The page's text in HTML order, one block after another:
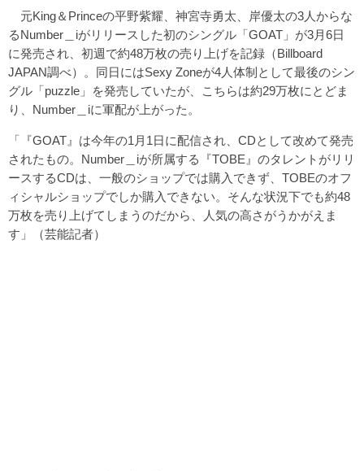
元King＆Princeの平野紫耀、神宮寺勇太、岸優太の3人からな
るNumber＿iがリリースした初のシングル「GOAT」が3月6日
に発売され、初週で約48万枚の売り上げを記録（Billboard
JAPAN調べ）。同日にはSexy Zoneが4人体制として最後のシン
グル「puzzle」を発売していたが、こちらは約29万枚にとどま
り、Number＿iに軍配が上がった。
「『GOAT』は今年の1月1日に配信され、CDとして改めて発売
されたもの。Number＿iが所属する『TOBE』のタレントがリリ
ースするCDは、一般のショップでは購入できず、TOBEのオフ
ィシャルショップでしか購入できない。そんな状況下でも約48
万枚を売り上げてしまうのだから、人気の高さがうかがえま
す」（芸能記者）